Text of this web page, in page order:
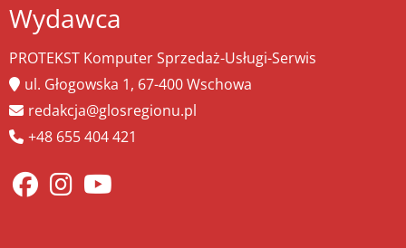
Wydawca
PROTEKST Komputer Sprzedaż-Usługi-Serwis
ul. Głogowska 1, 67-400 Wschowa
redakcja@glosregionu.pl
+48 655 404 421